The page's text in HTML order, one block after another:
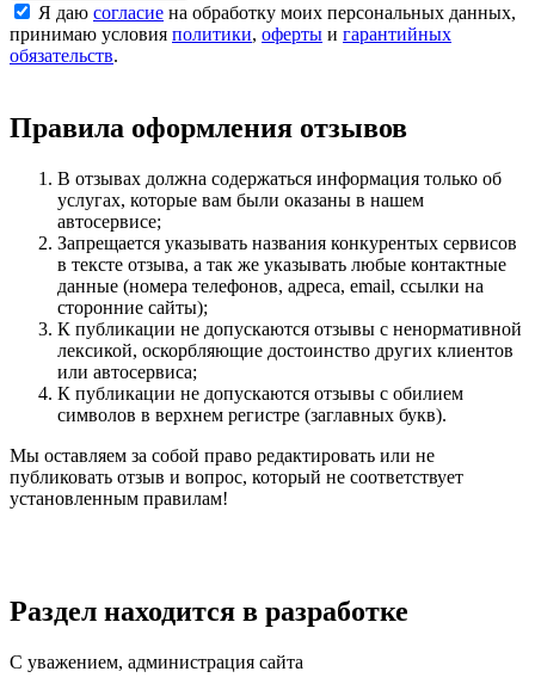
Я даю согласие на обработку моих персональных данных,
принимаю условия политики, оферты и гарантийных
обязательств.
Правила оформления отзывов
В отзывах должна содержаться информация только об
услугах, которые вам были оказаны в нашем
автосервисе;
Запрещается указывать названия конкурентых сервисов
в тексте отзыва, а так же указывать любые контактные
данные (номера телефонов, адреса, email, ссылки на
сторонние сайты);
К публикации не допускаются отзывы с ненормативной
лексикой, оскорбляющие достоинство других клиентов
или автосервиса;
К публикации не допускаются отзывы с обилием
символов в верхнем регистре (заглавных букв).
Мы оставляем за собой право редактировать или не
публиковать отзыв и вопрос, который не соответствует
установленным правилам!
Раздел находится в разработке
С уважением, администрация сайта